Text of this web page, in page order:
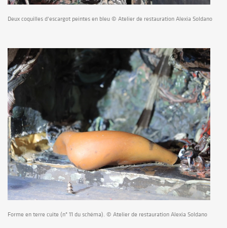
Deux coquilles d'escargot peintes en bleu © Atelier de restauration Alexia Soldano
Forme en terre cuite (n° 11 du schéma). © Atelier de restauration Alexia Soldano